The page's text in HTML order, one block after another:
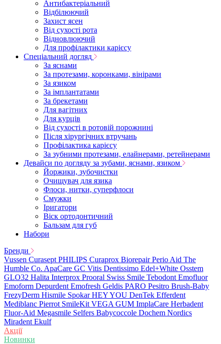
Антибактеріальний
Відбілюючий
Захист ясен
Від сухості рота
Відновлюючий
Для профілактики карієсу
Спеціальний догляд
За яснами
За протезами, коронками, вінірами
За язиком
За імплантатами
За брекетами
Для вагітних
Для курців
Від сухості в ротовій порожнині
Після хірургічних втручань
Профілактика карієсу
За зубними протезами, елайнерами, ретейнерами
Девайси по догляду за зубами, яснами, язиком
Йоржики, зубочистки
Очищувач для язика
Флоси, нитки, суперфлоси
Смужки
Іригатори
Віск ортодонтичний
Бальзам для губ
Набори
Бренди
Vussen Curasept PHILIPS Curaprox Biorepair Perio Aid The
Humble Co. ApaCare GC Vitis Dentissimo Edel+White Osstem
GLO32 Halita Interprox Prooral Swiss Smile Tebodont Emofluor
Emoform Depurdent Emofresh Geldis PARO Pesitro Brush-Baby
FrezyDerm Hismile Spokar HEY YOU DenTek Efferdent
Mediblanc Pierrot SmileKit VEGA GUM ImplaCare Herbadent
Fluor-Aid Megasmile Selfers Babycoccole Dochem Nordics
Miradent Ekulf
Акції
Новинки